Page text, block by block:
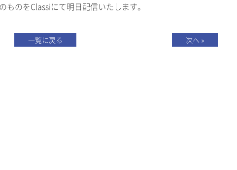
のをClassiにて明日配信いたします。
一覧に戻る 次へ »